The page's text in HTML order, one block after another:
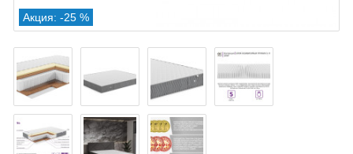
Акция: -25 %